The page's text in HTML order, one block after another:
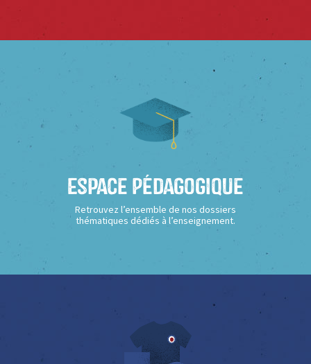
Espace Pédagogique
Retrouvez l’ensemble de nos dossiers
thématiques dédiés à l’enseignement.